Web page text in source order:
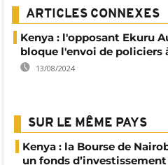
ARTICLES CONNEXES
Kenya : l'opposant Ekuru
bloque l'envoi de policiers
13/08/2024
SUR LE MÊME PAYS
Kenya : la Bourse de
un fonds